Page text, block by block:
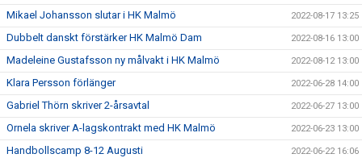
Mikael Johansson slutar i HK Malmö 2022-08-17 13:25
Dubbelt danskt förstärker HK Malmö Dam 2022-08-16 13:00
Madeleine Gustafsson ny målvakt i HK Malmö 2022-08-12 13:00
Klara Persson förlänger 2022-06-28 14:00
Gabriel Thörn skriver 2-årsavtal 2022-06-27 13:00
Ornela skriver A-lagskontrakt med HK Malmö 2022-06-23 13:00
Handbollscamp 8-12 Augusti 2022-06-22 16:06